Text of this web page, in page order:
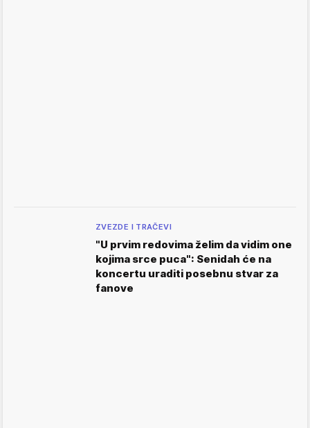
ZVEZDE I TRAČEVI
"U prvim redovima želim da vidim one
kojima srce puca": Senidah će na
koncertu uraditi posebnu stvar za
fanove